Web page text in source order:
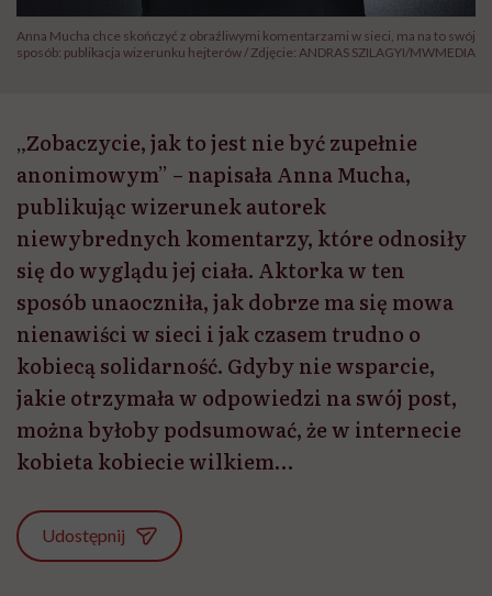
Anna Mucha chce skończyć z obraźliwymi komentarzami w sieci, ma na to swój
sposób: publikacja wizerunku hejterów / Zdjęcie: ANDRAS SZILAGYI/MWMEDIA
„Zobaczycie, jak to jest nie być zupełnie
anonimowym” – napisała Anna Mucha,
publikując wizerunek autorek
niewybrednych komentarzy, które odnosiły
się do wyglądu jej ciała. Aktorka w ten
sposób unaoczniła, jak dobrze ma się mowa
nienawiści w sieci i jak czasem trudno o
kobiecą solidarność. Gdyby nie wsparcie,
jakie otrzymała w odpowiedzi na swój post,
można byłoby podsumować, że w internecie
kobieta kobiecie wilkiem…
Udostępnij